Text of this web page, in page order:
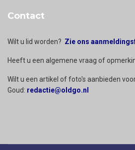
Contact
Wilt u lid worden? Zie ons
Heeft u een algemene vraag of
Wilt u een artikel of foto's aanbieden
Goud: redactie@oldgo.nl